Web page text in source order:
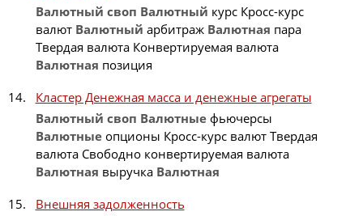
Валютный своп Валютный курс Кросс-курс
валют Валютный арбитраж Валютная пара
Твердая валюта Конвертируемая валюта
Валютная позиция
Кластер Денежная масса и денежные агрегаты
Валютный своп Валютныефьючерсы
Валютныеопционы Кросс-курс валют Твердая
валюта Свободно конвертируемая валюта
Валютная выручка Валютная
Внешняя задолженность